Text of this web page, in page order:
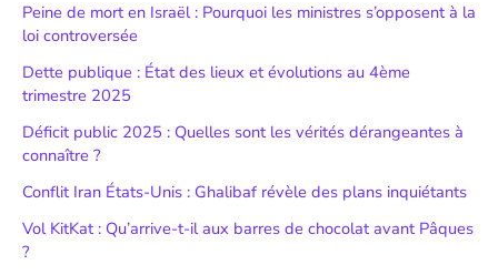
Peine de mort en Israël : Pourquoi les ministres s’opposent à la
loi controversée
Dette publique : État des lieux et évolutions au 4ème
trimestre 2025
Déficit public 2025 : Quelles sont les vérités dérangeantes à
connaître ?
Conflit Iran États-Unis : Ghalibaf révèle des plans inquiétants
Vol KitKat : Qu’arrive-t-il aux barres de chocolat avant Pâques
?